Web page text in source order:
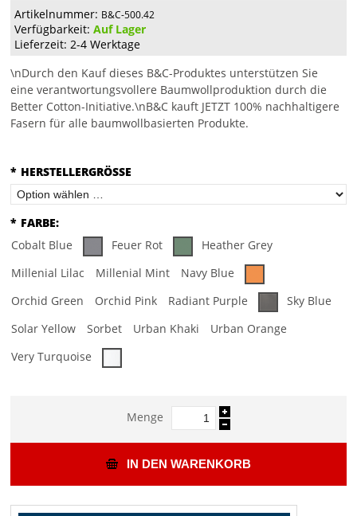
Artikelnummer: B&C-500.42
Verfügbarkeit:Auf Lager
Lieferzeit: 2-4 Werktage
\nDurch den Kauf dieses B&C-Produktes unterstützen Sie
eine verantwortungsvollere Baumwollproduktion durch die
Better Cotton-Initiative.\nB&C kauft JETZT 100% nachhaltigere
Fasern für alle baumwollbasierten Produkte.
* HERSTELLERGRÖSSE
* FARBE:
Cobalt Blue
Feuer Rot
Heather Grey
Millenial Lilac
Millenial Mint
Navy Blue
Orchid Green
Orchid Pink Radiant Purple
Sky Blue
Solar Yellow
Sorbet Urban Khaki
Urban Orange
Very Turquoise
Menge
IN DEN WARENKORB